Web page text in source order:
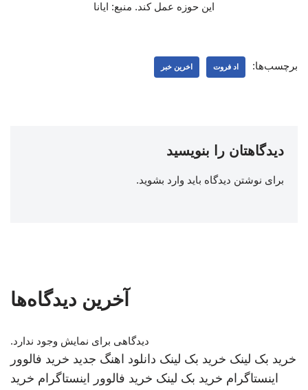
این حوزه عمل کند. منبع: ایانا
برچسب‌ها: اد فروت اخرین خبر
دیدگاهتان را بنویسید
برای نوشتن دیدگاه باید وارد بشوید.
آخرین دیدگاه‌ها
دیدگاهی برای نمایش وجود ندارد.
خرید بک لینک خرید بک لینک دانلود اهنگ جدید خرید فالوور
اینستاگرام خرید بک لینک خرید فالوور اینستاگرام خرید